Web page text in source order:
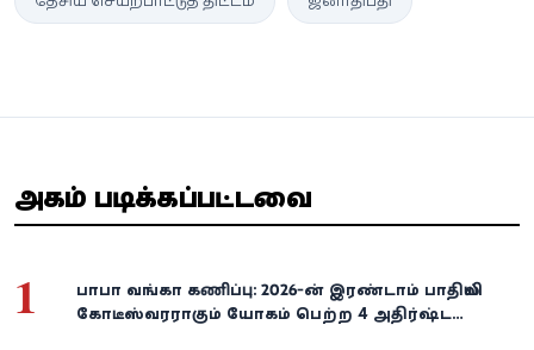
அதிகம் படிக்கப்பட்டவை
1
பாபா வங்கா கணிப்பு: 2026-ன் இரண்டாம் பாதியில்
கோடீஸ்வரராகும் யோகம் பெற்ற 4 அதிர்ஷ்ட